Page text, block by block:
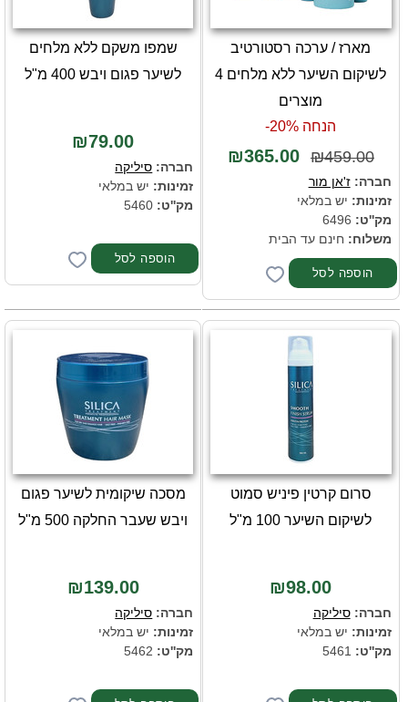
מארז / ערכה רסטורטיב
לשיקום השיער ללא מלחים 4
מוצרים
הנחה 20%-
₪459.00
₪365.00
חברה:ז'אן מור
זמינות: יש במלאי
מק''ט:
משלוח: חינם עד הבית
שמפו משקם ללא מלחים
לשיער פגום ויבש 400 מ"ל
₪79.00
חברה: סיליקה
זמינות: יש במלאי
מק''ט:
סרום קרטין פיניש סמוט
לשיקום השיער 100 מ"ל
₪98.00
חברה:סיליקה
זמינות: יש במלאי
מק''ט:
מסכה שיקומית לשיער פגום
ויבש שעבר החלקה 500 מ"ל
₪139.00
חברה: סיליקה
זמינות: יש במלאי
מק''ט: